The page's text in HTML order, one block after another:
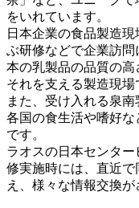
をいれています。
日本企業の食品製造
ぶ研修などで企業訪問
本の乳製品の品質の
それを支える製造現場
また、受け入れる泉
各国の食生活や嗜好な
です。
ラオスの日本センタ
修実施時には、直近で
え、様々な情報交換が